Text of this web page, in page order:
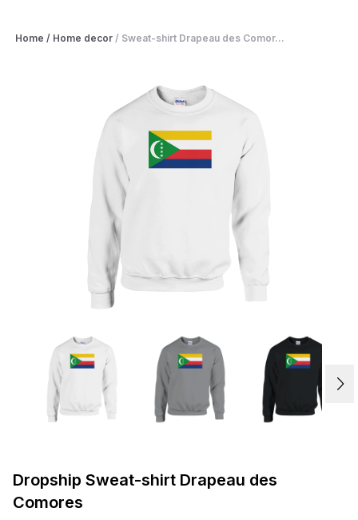
Home / Home decor / Sweat-shirt Drapeau des Comor...
Dropship Sweat-shirt Drapeau des
Comores